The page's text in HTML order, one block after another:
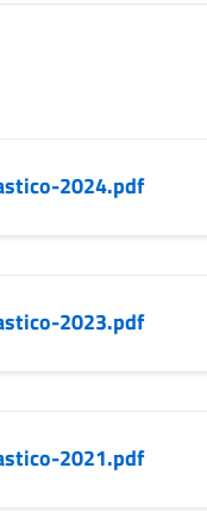
2024.pdf
2023.pdf
2021.pdf